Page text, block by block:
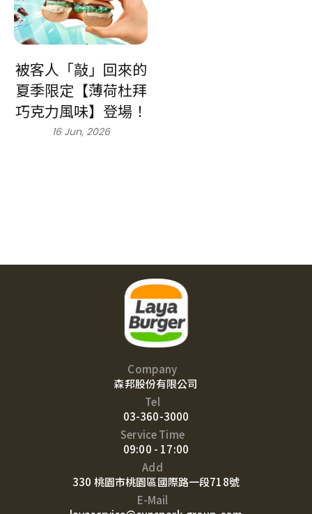
被客人「敲」回來的
夏季限定【薄荷杜拜
巧克力風味】登場！
16 Jun, 2026
Company
森邦股份有限公司
Tel
03-360-3000
Service Time
09:00 - 17:00
Add
330 桃園市桃園區國際路一段718號
E-Mail